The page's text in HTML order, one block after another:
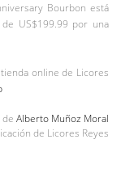
Bourbon está
US$199.99 por una
online de Licores
Alberto Muñoz Moral
de Licores Reyes